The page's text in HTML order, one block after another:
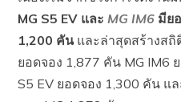
MG S5 EV และ MG IM6 มีย
1,200 คันและล่าสุดสร้างสถิ
ยอดจอง 1,877 คัน MG IM6
S5 EV ยอดจอง 1,300 คัน